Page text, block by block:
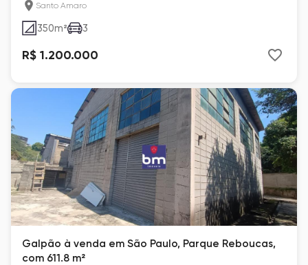
Santo Amaro
350m² 3
R$ 1.200.000
Galpão à venda em São Paulo, Parque Reboucas,
com 611.8 m²